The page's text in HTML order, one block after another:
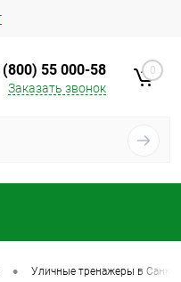
(800) 55 000-58
Заказать звонок
0
• Уличные тренажеры в Санкт-